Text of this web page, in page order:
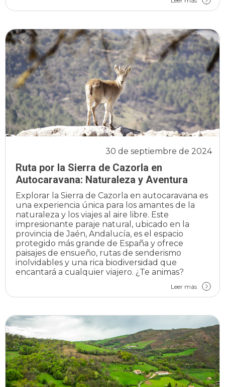
Ruta por la Sierra de Cazorla en
Autocaravana: Naturaleza y Aventura
30 de septiembre de 2024
Explorar la Sierra de Cazorla en autocaravana es
una experiencia única para los amantes de la
naturaleza y los viajes al aire libre. Este
impresionante paraje natural, ubicado en la
provincia de Jaén, Andalucía, es el espacio
protegido más grande de España y ofrece
paisajes de ensueño, rutas de senderismo
inolvidables y una rica biodiversidad que
encantará a cualquier viajero. ¿Te animas?
Leer más